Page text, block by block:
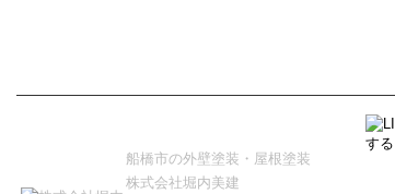
船橋市の外壁塗装・屋根塗装
株式会社堀内美建